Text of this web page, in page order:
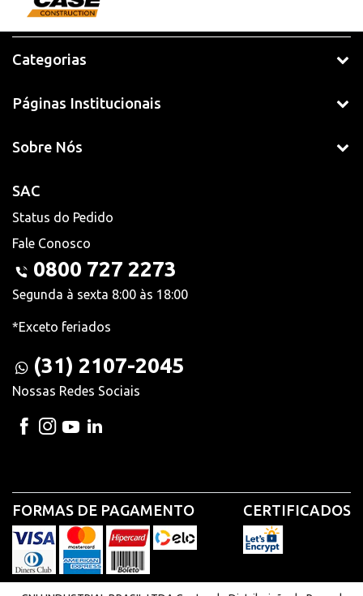
Categorias
Páginas Institucionais
Sobre Nós
SAC
Status do Pedido
Fale Conosco
0800 727 2273
Segunda à sexta 8:00 às 18:00
*Exceto feriados
(31) 2107-2045
Nossas Redes Sociais
FORMAS DE PAGAMENTO CERTIFICADOS